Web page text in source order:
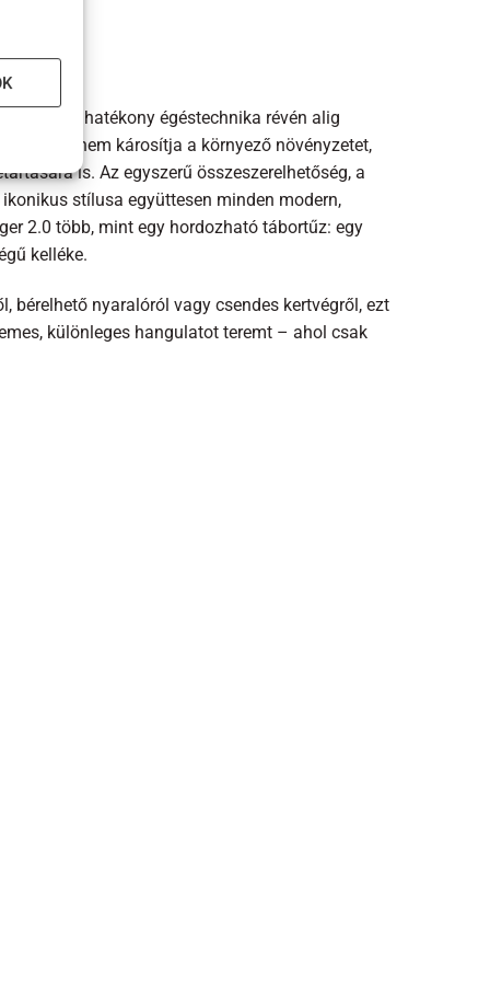
elv áll: a hatékony égéstechnika révén alig
nem károsítja a környező növényzetet,
is. Az egyszerű összeszerelhetőség, a
stílusa együttesen minden modern,
2.0 több, mint egy hordozható tábortűz: egy
kelléke.
bérelhető nyaralóról vagy csendes kertvégről, ezt
különleges hangulatot teremt – ahol csak